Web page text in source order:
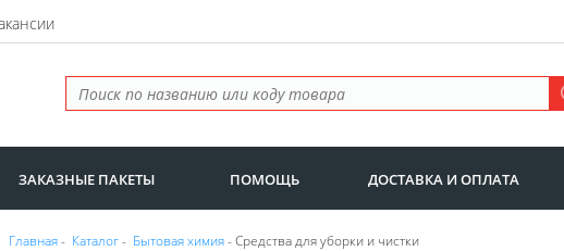
ЗАКАЗНЫЕ ПАКЕТЫ ПОМОЩЬ ДОСТАВКА И ОПЛАТА
Главная- Каталог- Бытовая химия- Средства для уборки и чистки